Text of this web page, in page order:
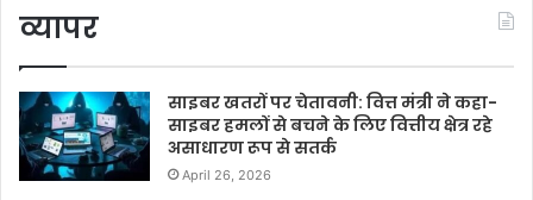
व्यापर
साइबर खतरों पर चेतावनी: वित्त मंत्री ने कहा-
साइबर हमलों से बचने के लिए वित्तीय क्षेत्र रहे
असाधारण रूप से सतर्क
April 26, 2026